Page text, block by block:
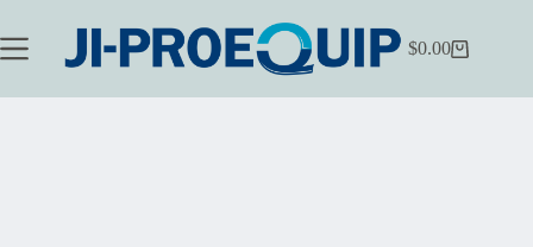
contenido
Carrito
compra
$0.00